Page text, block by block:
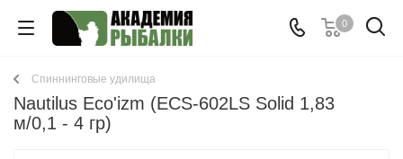
0
Спиннинговые удилища
Nautilus Eco'izm (ECS-602LS Solid 1,83
м/0,1 - 4 гр)